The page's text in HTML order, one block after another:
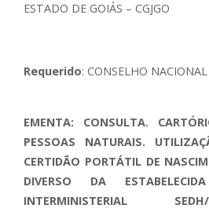
ESTADO DE GOIÁS – CGJGO
Requerido: CONSELHO
EMENTA: CONSULTA.
PESSOAS NATURAIS.
CERTIDÃO PORTÁTIL DE
DIVERSO DA
INTERMINISTERIAL